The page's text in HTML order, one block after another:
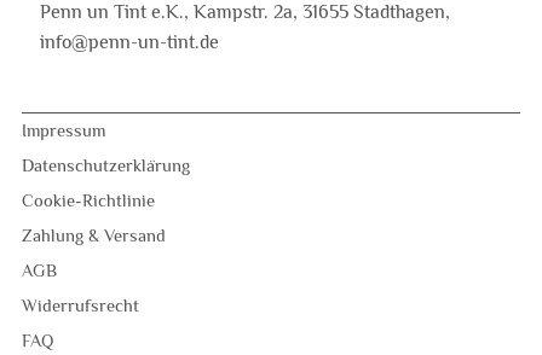
Penn un Tint e.K., Kampstr. 2a, 31655 Stadthagen,
info@penn-un-tint.de
Impressum
Datenschutzerklärung
Cookie-Richtlinie
Zahlung & Versand
AGB
Widerrufsrecht
FAQ